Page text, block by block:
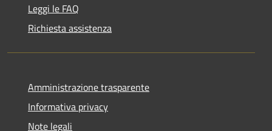
Leggi le FAQ
Richiesta assistenza
Amministrazione trasparente
Informativa privacy
Note legali